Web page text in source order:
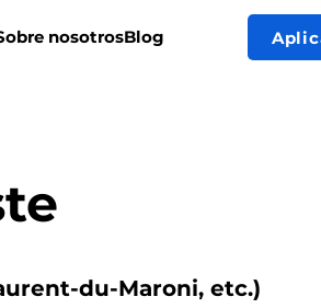
nosotrosBlog
du-Maroni, etc.)